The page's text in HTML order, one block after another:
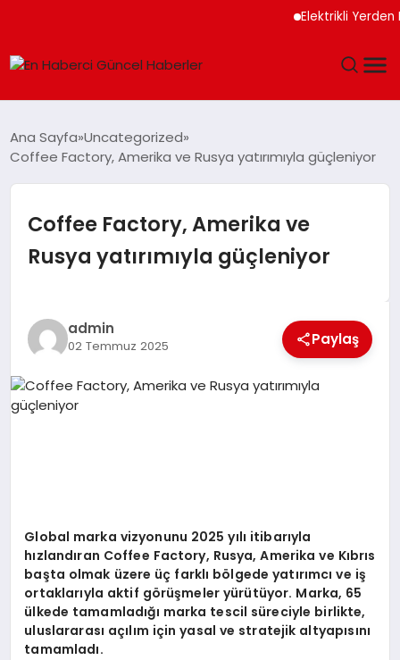
Elektrikli Yerden
SAĞLIK
TEKNOLOJI
DÜNYA
EKONOMI
Ana Sayfa Uncategorized
Coffee Factory, Amerika ve Rusya yatırımıyla güçleniyor
Coffee Factory, Amerika ve
Rusya yatırımıyla güçleniyor
admin
02 Temmuz 2025 Paylaş
Global marka vizyonunu 2025 yılı itibarıyla
hızlandıran Coffee Factory, Rusya, Amerika ve Kıbrıs
başta olmak üzere üç farklı bölgede yatırımcı ve iş
ortaklarıyla aktif görüşmeler yürütüyor. Marka, 65
ülkede tamamladığı marka tescil süreciyle birlikte,
uluslararası açılım için yasal ve stratejik altyapısını
tamamladı.